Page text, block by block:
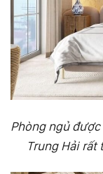
Phòng ngủ
Trung Hải rất